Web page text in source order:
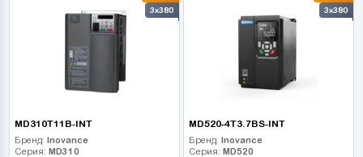
3x380
MD310T11B-INT
Бренд: Inovance
Серия: MD310
3x380
MD520-4T3.7BS-INT
Бренд: Inovance
Серия: MD520